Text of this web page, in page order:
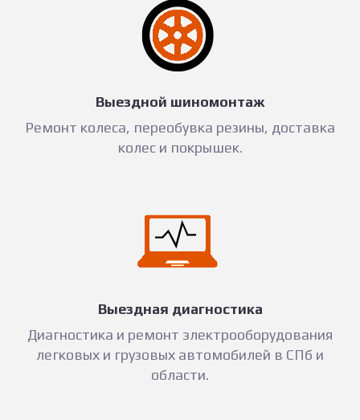
Выездной шиномонтаж
Ремонт колеса, переобувка резины, доставка
колес и покрышек.
Выездная диагностика
Диагностика и ремонт электрооборудования
легковых и грузовых автомобилей в СПб и
области.